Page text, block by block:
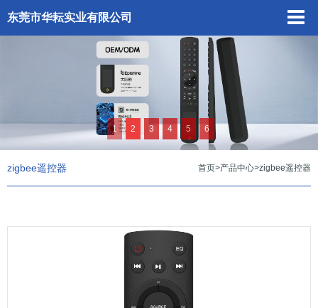
东莞市华耘实业有限公司
1 2 3 4 5 6
zigbee遥控器 首页>产品中心>zigbee遥控器